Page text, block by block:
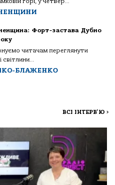
Форт-застава Дубно
читачам переглянути
світлини...
БЛАЖЕНКО
ВСІ ІНТЕРВ'Ю >